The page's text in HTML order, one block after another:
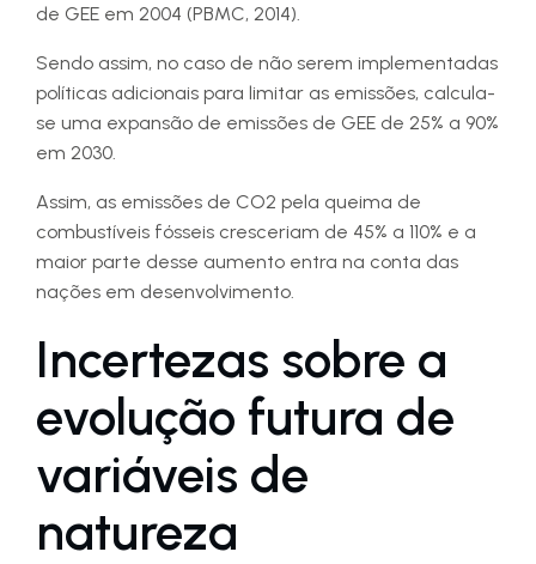
de GEE em 2004 (PBMC, 2014).
Sendo assim, no caso de não serem implementadas
políticas adicionais para limitar as emissões, calcula-
se uma expansão de emissões de GEE de 25% a 90%
em 2030.
Assim, as emissões de CO2 pela queima de
combustíveis fósseis cresceriam de 45% a 110% e a
maior parte desse aumento entra na conta das
nações em desenvolvimento.
Incertezas sobre a
evolução futura de
variáveis de
natureza